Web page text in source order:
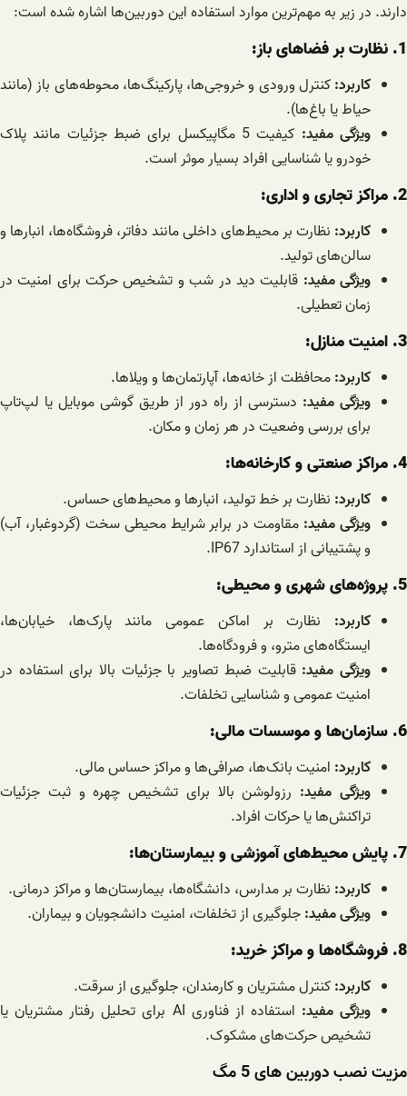
دارند. در زیر به مهم‌ترین موارد استفاده این دوربین‌ها اشاره شده است:
1. نظارت بر فضاهای باز:
کاربرد:کنترل ورودی و خروجی‌ها، پارکینگ‌ها، محوطه‌های باز (مانند
حیاط یا باغ‌ها).
ویژگی مفید:
کیفیت 5 مگاپیکسل برای ضبط جزئیات مانند پلاک
خودرو یا شناسایی افراد بسیار موثر است.
2. مراکز تجاری و اداری:
کاربرد: نظارت بر محیط‌های داخلی مانند دفاتر، فروشگاه‌ها، انبارها و
سالن‌های تولید.
ویژگی مفید: قابلیت دید در شب و تشخیص حرکت برای امنیت در
زمان تعطیلی.
3. امنیت منازل:
کاربرد:محافظت از خانه‌ها، آپارتمان‌ها و ویلاها.
ویژگی مفید: دسترسی از راه دور از طریق گوشی موبایل یا لپ‌تاپ
برای بررسی وضعیت در هر زمان و مکان.
4. مراکز صنعتی و کارخانه‌ها:
کاربرد: نظارت بر خط تولید، انبارها و محیط‌های حساس.
ویژگی مفید: مقاومت در برابر شرایط محیطی سخت (گردوغبار، آب)
و پشتیبانی از استاندارد IP67.
5. پروژه‌های شهری و محیطی:
کاربرد: نظارت بر اماکن عمومی مانند پارک‌ها، خیابان‌ها،
ایستگاه‌های مترو، و فرودگاه‌ها.
ویژگی مفید: قابلیت ضبط تصاویر با جزئیات بالا برای استفاده در
امنیت عمومی و شناسایی تخلفات.
6. سازمان‌ها و موسسات مالی:
کاربرد: امنیت بانک‌ها، صرافی‌ها و مراکز حساس مالی.
ویژگی مفید: رزولوشن بالا برای تشخیص چهره و ثبت جزئیات
تراکنش‌ها یا حرکات افراد.
7. پایش محیط‌های آموزشی و بیمارستان‌ها:
کاربرد: نظارت بر مدارس، دانشگاه‌ها، بیمارستان‌ها و مراکز درمانی.
ویژگی مفید:جلوگیری از تخلفات، امنیت دانشجویان و بیماران.
8. فروشگاه‌ها و مراکز خرید:
کاربرد:کنترل مشتریان و کارمندان، جلوگیری از سرقت.
ویژگی مفید:
استفاده از فناوری AI برای تحلیل رفتار مشتریان یا
تشخیص حرکت‌های مشکوک.
مزیت نصب دوربین های 5 مگ